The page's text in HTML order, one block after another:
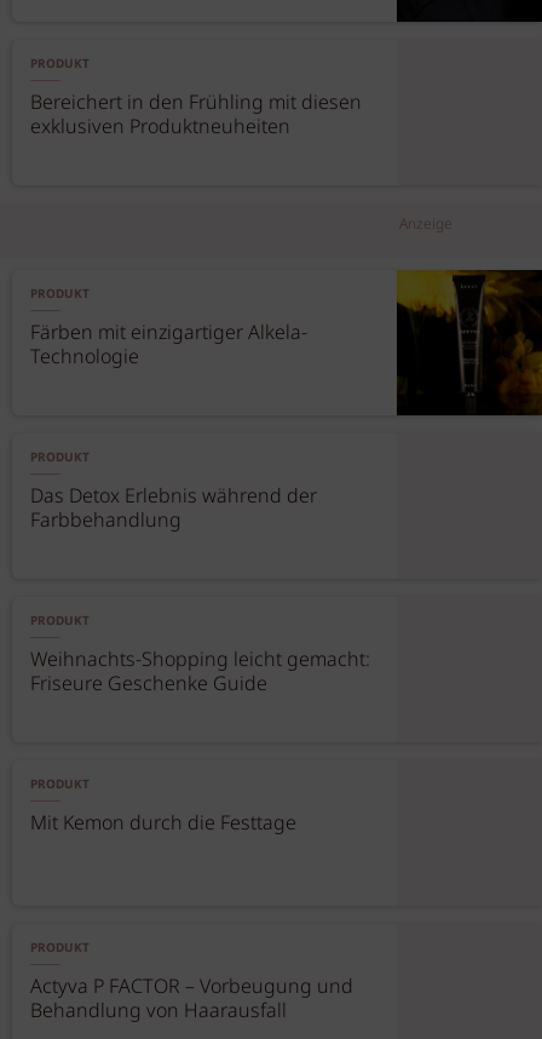
PRODUKT
Bereichert in den Frühling mit diesen
exklusiven Produktneuheiten
Anzeige
PRODUKT
Färben mit einzigartiger Alkela-
Technologie
PRODUKT
Das Detox Erlebnis während der
Farbbehandlung
PRODUKT
Weihnachts-Shopping leicht gemacht:
Friseure Geschenke Guide
PRODUKT
Mit Kemon durch die Festtage
PRODUKT
Actyva P FACTOR – Vorbeugung und
Behandlung von Haarausfall